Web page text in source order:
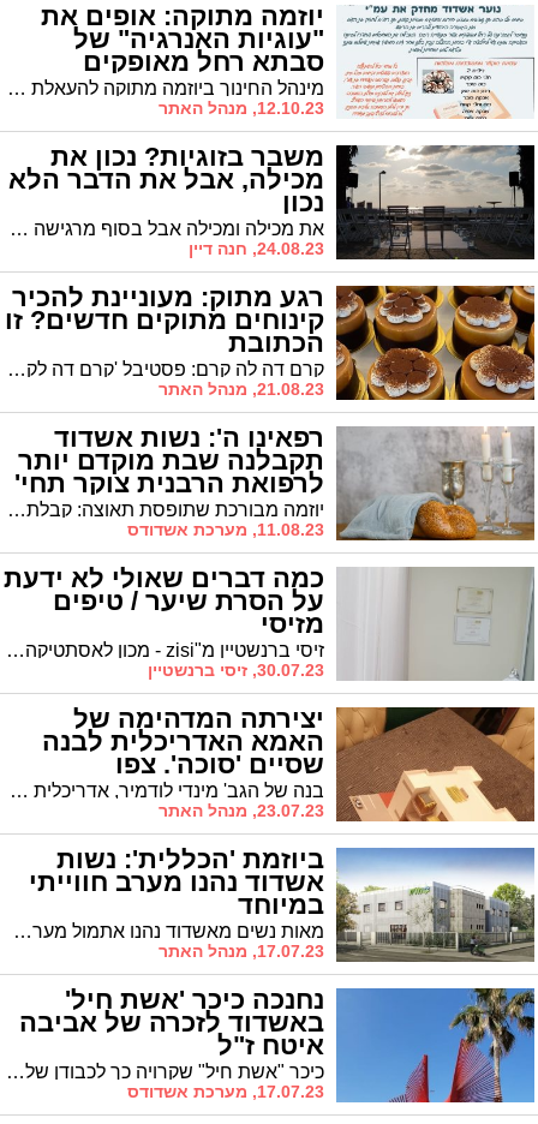
יוזמה מתוקה: אופים את
"עוגיות האנרגיה" של
סבתא רחל מאופקים
מינהל החינוך ביוזמה מתוקה להעאלת המורל: מכינים בבתים את ה'עוגיות של סבתא רחל' ומחלקים לשכנים
12.10.23, מנהל האתר
משבר בזוגיות? נכון את
מכילה, אבל את הדבר הלא
נכון
את מכילה ומכילה אבל בסוף מרגישה שאת מתפוצצת. נמאס לך שכל הנטל של הבית עלייך, את קורסת, מרגישה שאין לך עזרה. האם את צריכה להמשיך להכיל ואת מה? (זוגיות, משפחה)
24.08.23, חנה דיין
רגע מתוק: מעוניינת להכיר
קינוחים מתוקים חדשים? זו
הכתובת
קרם דה לה קרם: פסטיבל 'קרם דה לקרם' – הפסטיבל הכי מתוק בארץ חוזר * כל הפרטים
21.08.23, מנהל האתר
רפאינו ה': נשות אשדוד
תקבלנה שבת מוקדם יותר
לרפואת הרבנית צוקר תחי'
יוזמה מבורכת שתופסת תאוצה: קבלת שבת מוקדמת ואמירת שיר השירים לרפואתה של הרבנית תחי' - אשתו של מנהל הסמינר המשפיע הרה"ג ר' יחיאל צוקר שליט"א
11.08.23, מערכת אשדודס
כמה דברים שאולי לא ידעת
על הסרת שיער / טיפים
מזיסי
זיסי ברנשטיין מ"zisi - מכון לאסתטיקה ויופי" מעניקה לכן כמה טיפים שאולי לא ידעתן על הסרת שיער. נלחמים בשערה
30.07.23, זיסי ברנשטיין
יצירתה המדהימה של
האמא האדריכלית לבנה
שסיים 'סוכה'. צפו
בנה של הגב' מינדי לודמיר, אדריכלית מובילה, התבקש להביא דגם של סוכה לתערוכת הסוכות שהתקיימה בת"ת. אמו הכינה עבורו יצירת מופת
23.07.23, מנהל האתר
ביוזמת 'הכללית': נשות
אשדוד נהנו מערב חווייתי
במיוחד
מאות נשים מאשדוד נהנו אתמול מערב חוייתי וקסום שמאחוריו עמדה קופת החולים 'כללית'. במרכז הארוע: התוכנית הקולומביאנית 'סלונטו'
17.07.23, מנהל האתר
נחנכה כיכר 'אשת חיל'
באשדוד לזכרה של אביבה
איטח ז"ל
כיכר "אשת חיל" שקרויה כך לכבודן של נשות אשדוד נחנכה אתמול בטקס מרגש לזכרה של אביבה איטח ז"ל, מבנות העיר המוכרות שנפטרה בטרם עת
17.07.23, מערכת אשדודס